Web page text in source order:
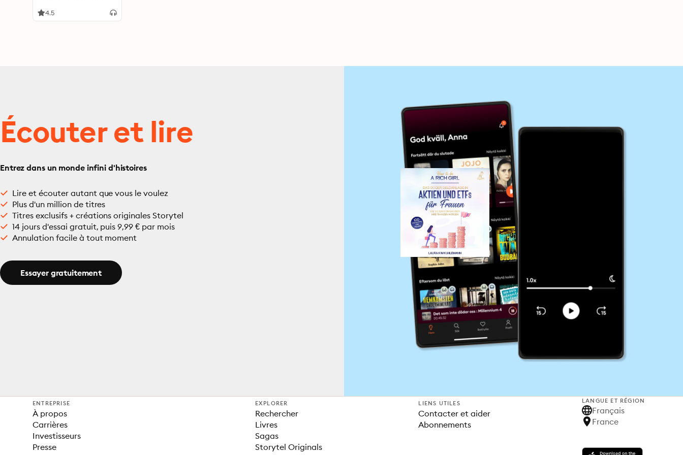
Königin über Ihre
4.5
Écouter et lire
Entrez dans un monde infini d'histoires
Lire et écouter autant que vous le voulez
Plus d'un million de titres
Titres exclusifs + créations originales Storytel
14 jours d'essai gratuit, puis 9,99 € par mois
Annulation facile à tout moment
Essayer gratuitement
ENTREPRISE
À propos
Carrières
Investisseurs
Presse
EXPLORER
Rechercher
Livres
Sagas
Storytel Originals
LIENS UTILES
Contacter et aider
Abonnements
LANGUE ET RÉGION
Français
France